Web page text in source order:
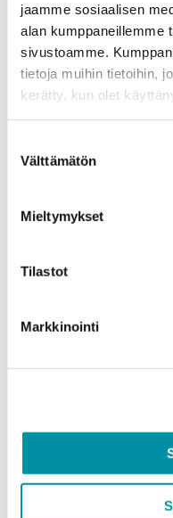
jaamme sosiaalisen
alan kumppaneillemme
sivustoamme.
tietoja muihin tietoihin,
kerätty, kun olet
valinta
Välttämätön
Mieltymykset
Tilastot
Markkinointi
Sähköposti *
Puhelinnumero
Valitse tuote ja syötä
valittu laatu määrittää